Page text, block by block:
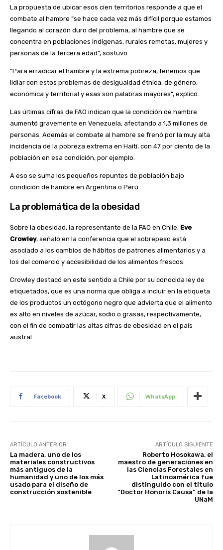
La propuesta de ubicar esos cien territorios responde a que el
combate al hambre “se hace cada vez más difícil porque estamos
llegando al corazón duro del problema, al hambre que se
concentra en poblaciones indígenas, rurales remotas, mujeres y
personas de la tercera edad”, sostuvo.
“Para erradicar el hambre y la extrema pobreza, tenemos que
lidiar con estos problemas de desigualdad étnica, de género,
económica y territorial y esas son palabras mayores”, explicó.
Las últimas cifras de FAO indican que la condición de hambre
aumentó gravemente en Venezuela, afectando a 1,3 millones de
personas. Además el combate al hambre se frenó por la muy alta
incidencia de la pobreza extrema en Haití, con 47 por ciento de la
población en esa condición, por ejemplo.
A eso se suma los pequeños repuntes de población bajo
condición de hambre en Argentina o Perú.
La problemática de la obesidad
Sobre la obesidad, la representante de la FAO en Chile, Eve
Crowley, señaló en la conferencia que el sobrepeso está
asociado a los cambios de hábitos de patrones alimentarios y a
los del comercio y accesibilidad de los alimentos frescos.
Crowley destacó en este sentido a Chile por su conocida ley de
etiquetados, que es una norma que obliga a incluir en la etiqueta
de los productos un octógono negro que advierta que el alimento
es alto en niveles de azúcar, sodio o grasas, respectivamente,
con el fin de combatir las altas cifras de obesidad en el país
austral.
Facebook X WhatsApp
ARTÍCULO ANTERIOR
La madera, uno de los
materiales constructivos
más antiguos de la
humanidad y uno de los más
usado para el diseño de
construcción sostenible
ARTÍCULO SIGUIENTE
Roberto Hosokawa, el
maestro de generaciones en
las Ciencias Forestales en
Latinoamérica fue
distinguido con el título
“Doctor Honoris Causa” de la
UNaM